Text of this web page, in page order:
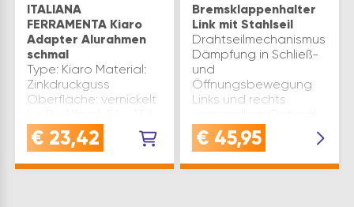
ITALIANA
FERRAMENTA Kiaro
Adapter Alurahmen
schmal
Type: Kiaro Material:
Zinkdruckguss
Oberfläche: vernickelt
x 12 Marke: Italiana
Ferramenta Farbe:
Inhaltsangabe (ST): 12
€ 23,42
Bremsklappenhalter
Link mit Stahlseil
Drahtseilmechanismus
Dämpfung in Schließ-
und
Öffnungsbewegung
Links und rechts
in Kombination mit
Klappenband Kimana
Korpushöhe 218 mm
€ 45,95